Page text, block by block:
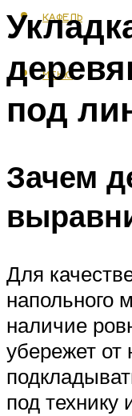
КАФЕЛЬ
МЕНЮ
под
Зачем
Для
напольного
наличие
убережет от
под технику